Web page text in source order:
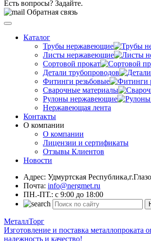
Есть вопросы? Задайте.
Обратная связь
Каталог
Трубы нержавеющие
Листы нержавеющие
Сортовой прокат
Детали трубопроводов
Фитинги резьбовые
Сварочные материалы
Рулоны нержавеющие
Нержавеющая лента
Контакты
О компании
О компании
Лицензии и сертификаты
Отзывы Клиентов
Новости
Адрес: Удмуртская
Почта: info@nergmet.ru
ПН.-ПТ.: с 9:00 до 18:00
МеталлТорг
Изготовление и поставка металлопроката
надежность и качество!